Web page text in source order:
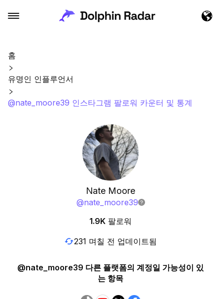
홈
유명인 인플루언서
@nate_moore39 인스타그램 팔로워 카운터 및 통계
Nate Moore
@nate_moore39
1.9K 팔로워
231 며칠 전 업데이트됨
@nate_moore39 다른 플랫폼의 계정일 가능성이 있
는 항목